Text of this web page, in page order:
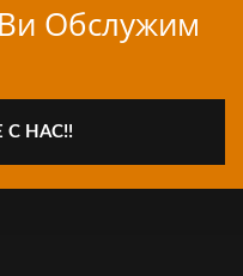
Обслужим
С НАС!!